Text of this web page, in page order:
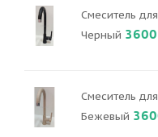
Смеситель
Черный
Смеситель
Бежевый